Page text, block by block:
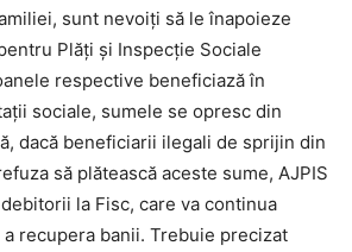
sunt nevoiţi să le înapoieze
Plăţi şi Inspecţie Sociale
respective beneficiază în
sociale, sumele se opresc din
dacă beneficiarii ilegali de sprijin din
să plătească aceste sume, AJPIS
la Fisc, care va continua
recupera banii. Trebuie precizat